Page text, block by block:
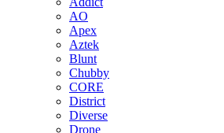
AO
Apex
Aztek
Blunt
Chubby
CORE
District
Diverse
Drone